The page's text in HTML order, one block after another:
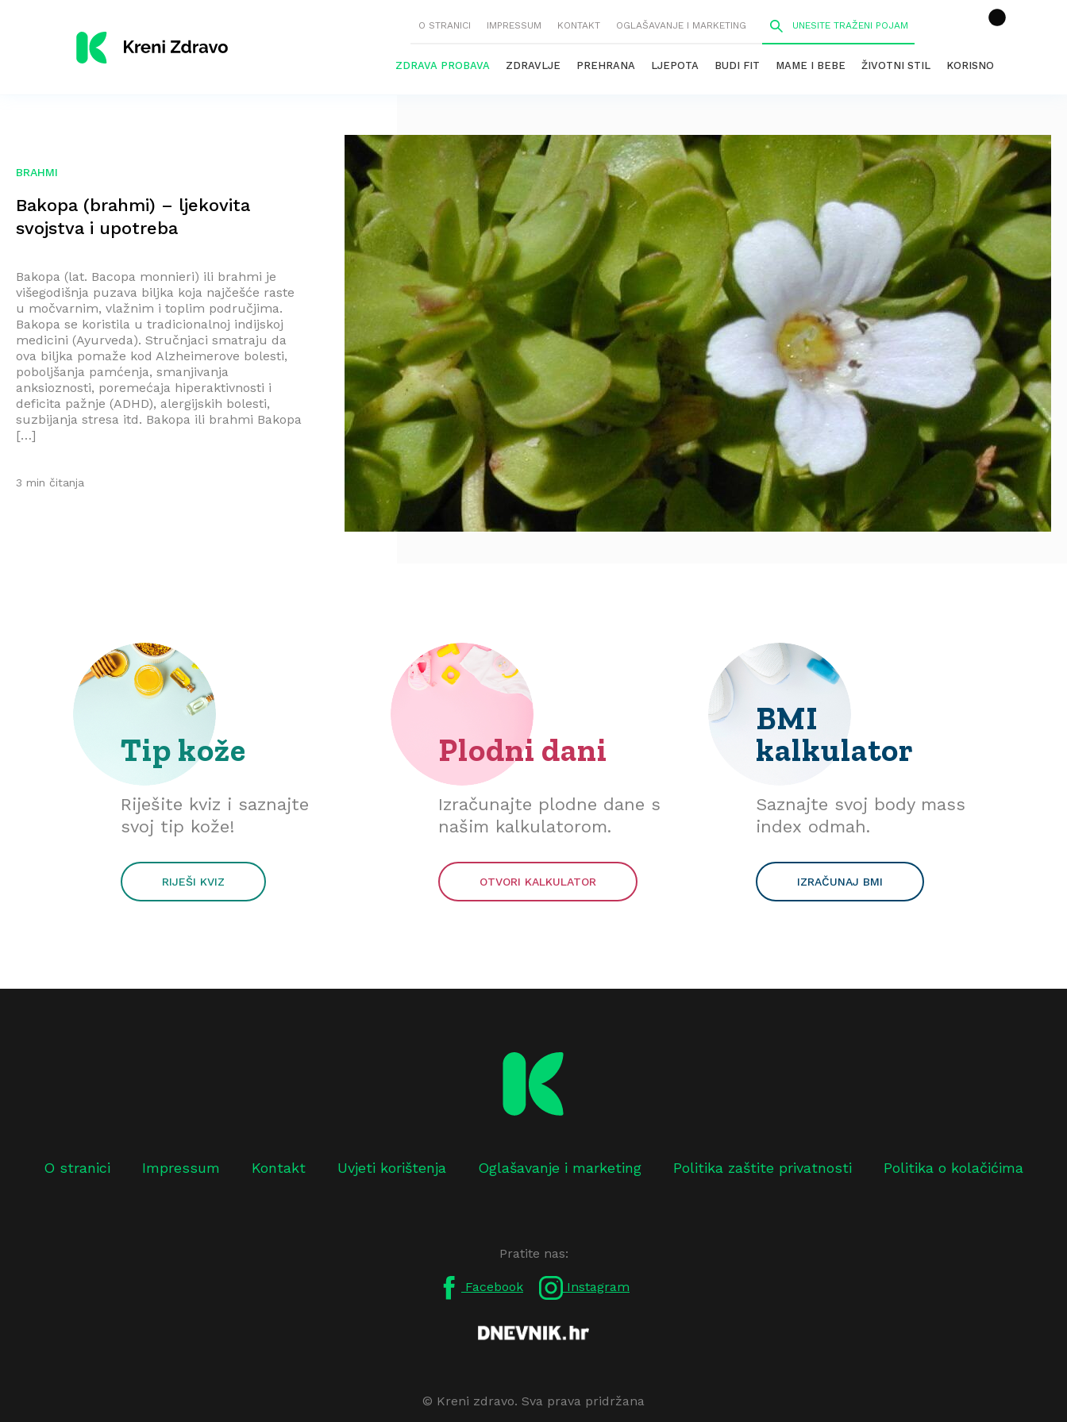
O STRANICI IMPRESSUM KONTAKT OGLAŠAVANJE I MARKETING
ZDRAVA PROBAVA ZDRAVLJE PREHRANA LJEPOTA BUDI FIT MAME I BEBE ŽIVOTNI STIL KORISNO
BRAHMI
Bakopa (brahmi) – ljekovita
svojstva i upotreba
Bakopa (lat. Bacopa monnieri) ili brahmi je
višegodišnja puzava biljka koja najčešće raste
u močvarnim, vlažnim i toplim područjima.
Bakopa se koristila u tradicionalnoj indijskoj
medicini (Ayurveda). Stručnjaci smatraju da
ova biljka pomaže kod Alzheimerove bolesti,
poboljšanja pamćenja, smanjivanja
anksioznosti, poremećaja hiperaktivnosti i
deficita pažnje (ADHD), alergijskih bolesti,
suzbijanja stresa itd. Bakopa ili brahmi Bakopa
[…]
3 min čitanja
Tip kože
Riješite kviz i saznajte
svoj tip kože!
RIJEŠI KVIZ
Plodni dani
Izračunajte plodne dane s
našim kalkulatorom.
OTVORI KALKULATOR
BMI
kalkulator
Saznajte svoj body mass
index odmah.
IZRAČUNAJ BMI
O stranici Impressum Kontakt Uvjeti korištenja Oglašavanje i marketing Politika zaštite privatnosti Politika o kolačićima
Pratite nas:
Facebook Instagram
© Kreni zdravo. Sva prava pridržana